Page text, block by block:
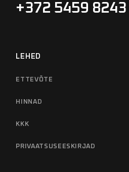
+372 5459 8243
LEHED
ETTEVÕTE
HINNAD
KKK
PRIVAATSUSEESKIRJAD